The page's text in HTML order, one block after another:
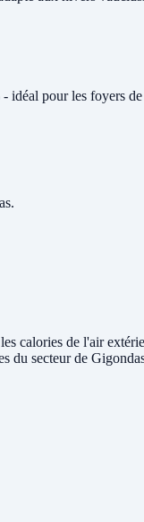
idéal pour les foyers
calories de l'air
du secteur de